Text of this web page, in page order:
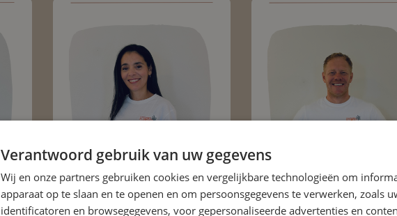
Verantwoord gebruik van uw gegevens
Wij en onze partners gebruiken cookies en vergelijkbare technologieën om
apparaat op te slaan en te openen en om persoonsgegevens te verwerken, zoals
identificatoren en browsegegevens, voor gepersonaliseerde advertenties en